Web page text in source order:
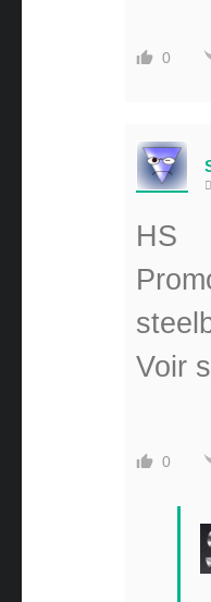
0
HS
Voir
0